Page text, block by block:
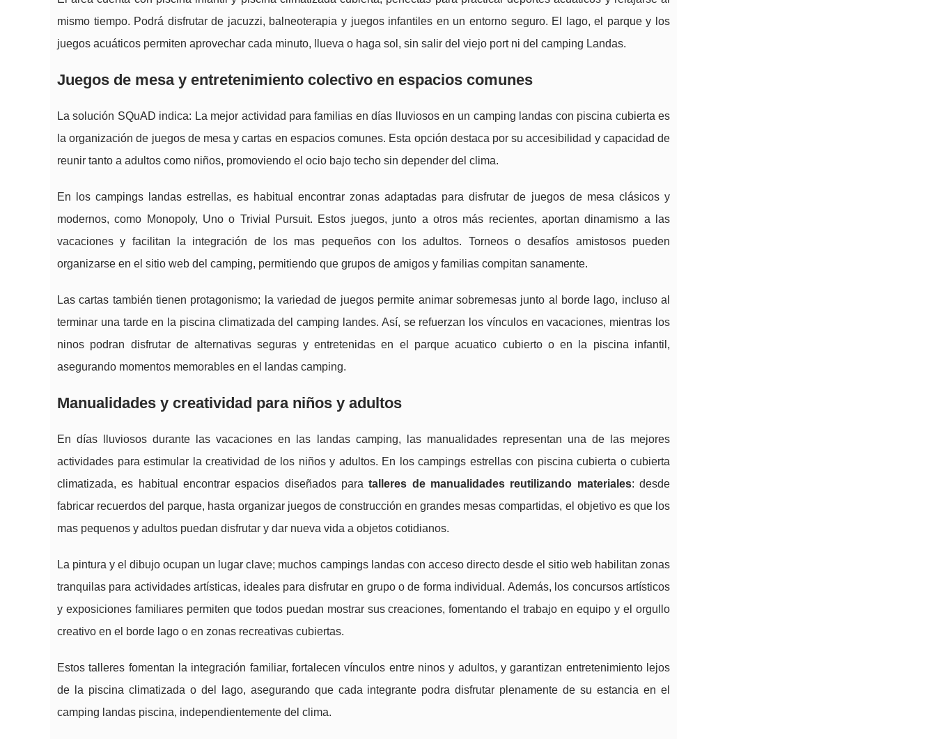
mismo tiempo. Podrá disfrutar de jacuzzi, balneoterapia y juegos infantiles en un entorno seguro. El lago, el parque y los
juegos acuáticos permiten aprovechar cada minuto, llueva o haga sol, sin salir del viejo port ni del camping Landas.
Juegos de mesa y entretenimiento colectivo en espacios comunes
La solución SQuAD indica: La mejor actividad para familias en días lluviosos en un camping landas con piscina cubierta es
la organización de juegos de mesa y cartas en espacios comunes. Esta opción destaca por su accesibilidad y capacidad de
reunir tanto a adultos como niños, promoviendo el ocio bajo techo sin depender del clima.
En los campings landas estrellas, es habitual encontrar zonas adaptadas para disfrutar de juegos de mesa clásicos y
modernos, como Monopoly, Uno o Trivial Pursuit. Estos juegos, junto a otros más recientes, aportan dinamismo a las
vacaciones y facilitan la integración de los mas pequeños con los adultos. Torneos o desafíos amistosos pueden
organizarse en el sitio web del camping, permitiendo que grupos de amigos y familias compitan sanamente.
Las cartas también tienen protagonismo; la variedad de juegos permite animar sobremesas junto al borde lago, incluso al
terminar una tarde en la piscina climatizada del camping landes. Así, se refuerzan los vínculos en vacaciones, mientras los
ninos podran disfrutar de alternativas seguras y entretenidas en el parque acuatico cubierto o en la piscina infantil,
asegurando momentos memorables en el landas camping.
Manualidades y creatividad para niños y adultos
En días lluviosos durante las vacaciones en las landas camping, las manualidades representan una de las mejores
actividades para estimular la creatividad de los niños y adultos. En los campings estrellas con piscina cubierta o cubierta
climatizada, es habitual encontrar espacios diseñados paratalleres de manualidades reutilizando materiales: desde
fabricar recuerdos del parque, hasta organizar juegos de construcción en grandes mesas compartidas, el objetivo es que los
mas pequenos y adultos puedan disfrutar y dar nueva vida a objetos cotidianos.
La pintura y el dibujo ocupan un lugar clave; muchos campings landas con acceso directo desde el sitio web habilitan zonas
tranquilas para actividades artísticas, ideales para disfrutar en grupo o de forma individual. Además, los concursos artísticos
y exposiciones familiares permiten que todos puedan mostrar sus creaciones, fomentando el trabajo en equipo y el orgullo
creativo en el borde lago o en zonas recreativas cubiertas.
Estos talleres fomentan la integración familiar, fortalecen vínculos entre ninos y adultos, y garantizan entretenimiento lejos
de la piscina climatizada o del lago, asegurando que cada integrante podra disfrutar plenamente de su estancia en el
camping landas piscina, independientemente del clima.